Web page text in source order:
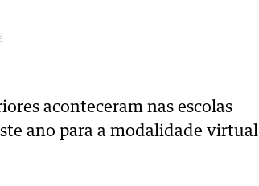
aconteceram nas escolas
ano para a modalidade virtual